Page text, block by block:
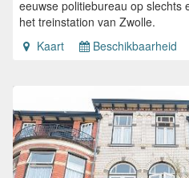
eeuwse politiebureau op slechts
het treinstation van Zwolle.
Kaart
Beschikbaarheid